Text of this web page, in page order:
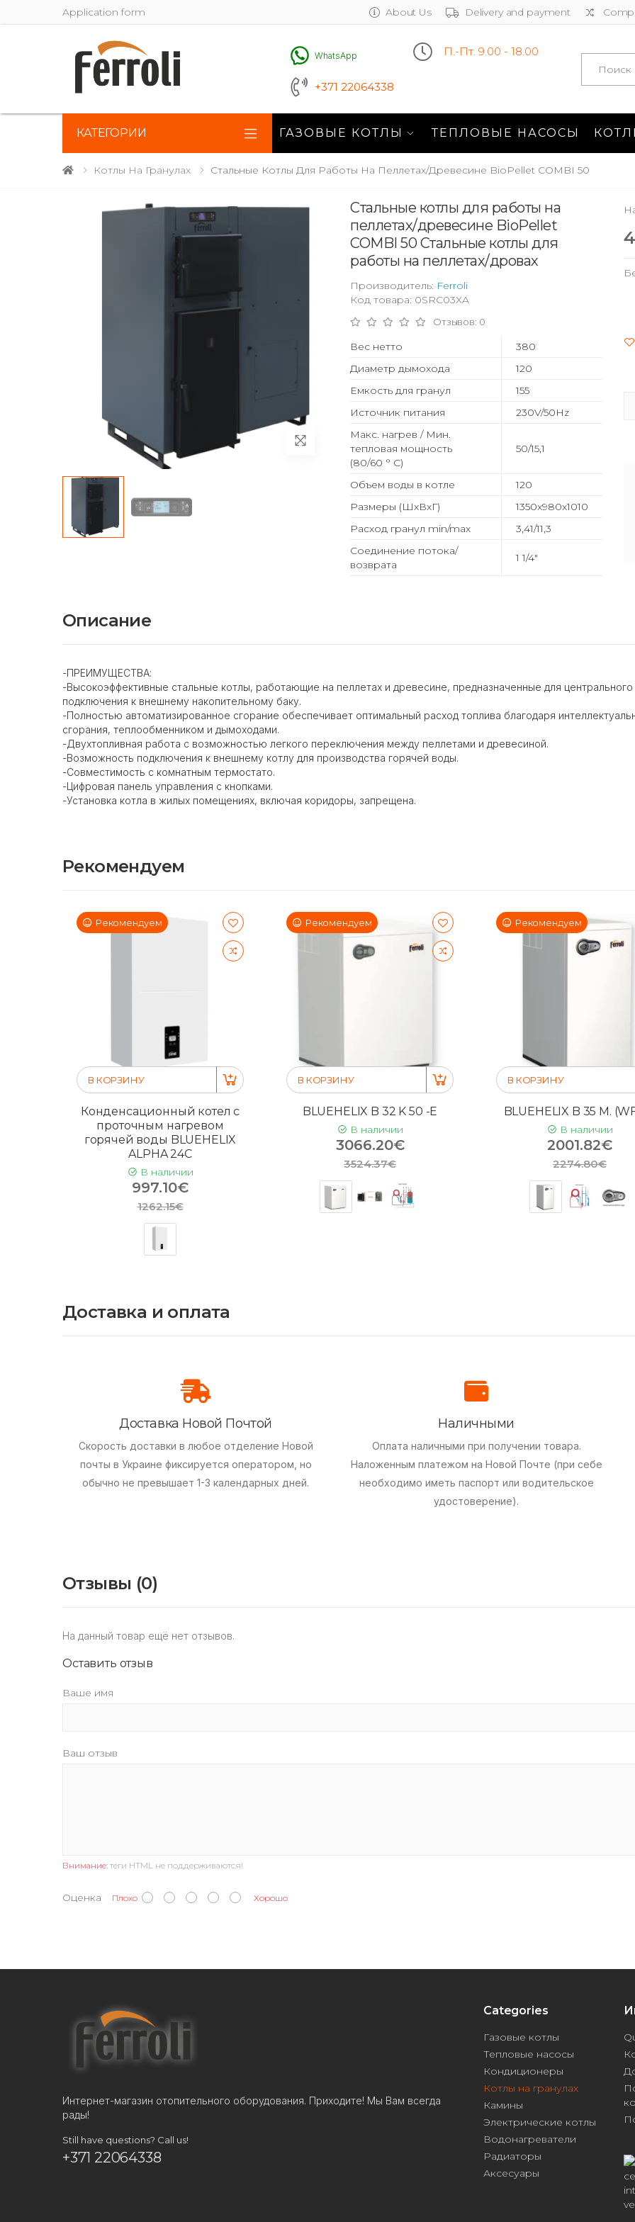
Application form About Us Delivery and payment
WhatsApp
+371 22064338
П.-Пт. 9.00 - 18.00 Search
КАТЕГОРИИ ГАЗОВЫЕ КОТЛЫ ТЕПЛОВЫЕ НАСОСЫ
Котлы На Гранулах Стальные Котлы Для Работы На Пеллетах/древесине BioPellet COMBI 50
Стальные котлы для работы на
пеллетах/древесине BioPellet
COMBI 50 Стальные котлы для
работы на пеллетах/дровах
Производитель: Ferroli
Код товара: 0SRC03XA
Отзывов: 0
Вес нетто
380
Диаметр дымохода
120
Емкость для гранул
155
Источник питания
230V/50Hz
Макс. нагрев / Мин.
тепловая мощность
(80/60 ° C)
50/15,1
Объем воды в котле
120
Размеры (ШхВхГ)
1350x980x1010
Расход гранул min/max
3,41/11,3
Соединение потока/
возврата
1 1/4"
Описание
-ПРЕИМУЩЕСТВА:
-Высокоэффективные стальные котлы, работающие на пеллетах и ​​древесине, предназначенные для
подключения к внешнему накопительному баку.
-Полностью автоматизированное сгорание обеспечивает оптимальный расход топлива благодаря
сгорания, теплообменником и дымоходами.
-Двухтопливная работа с возможностью легкого переключения между пеллетами и древесиной.
-Возможность подключения к внешнему котлу для производства горячей воды.
-Совместимость с комнатным термостато.
-Цифровая панель управления с кнопками.
-Установка котла в жилых помещениях, включая коридоры, запрещена.
Рекомендуем
Рекомендуем
В КОРЗИНУ
Конденсационный котел с
проточным нагревом
горячей воды BLUEHELIX
ALPHA 24C
В наличии
997.10€
1262.15€
Рекомендуем
В КОРЗИНУ
BLUEHELIX B 32 K 50 -E
В наличии
3066.20€
3524.37€
Рекомендуем
В КОРЗИНУ
BLUEHELIX B 35 M.
В наличии
2001.82€
2274.80€
Доставка и оплата
Доставка Новой Почтой
Скорость доставки в любое отделение Новой
почты в Украине фиксируется оператором, но
обычно не превышает 1-3 календарных дней.
Наличными
Оплата наличными при получении товара.
Наложенным платежом на Новой Почте (при себе
необходимо иметь паспорт или водительское
удостоверение).
Отзывы (0)
На данный товар ещё нет отзывов.
Оставить отзыв
Ваше имя
Ваш отзыв
Внимание: теги HTML не поддерживаются!
Оценка Плохо Хорошо
Интернет-магазин отопительного оборудования. Приходите! Мы Вам всегда
рады!
Still have questions? Call us!
+371 22064338
Categories
Газовые котлы
Тепловые насосы
Кондиционеры
Котлы на гранулах
Камины
Электрические котлы
Водонагреватели
Радиаторы
Аксесуары